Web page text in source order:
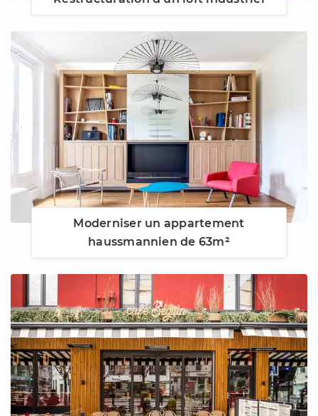
Moderniser un appartement
haussmannien de 63m²